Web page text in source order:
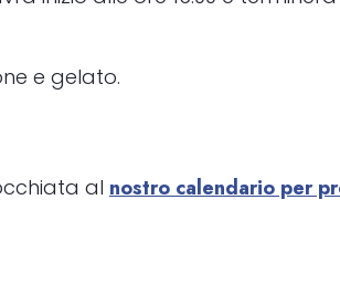
e gelato.
al nostro calendario per